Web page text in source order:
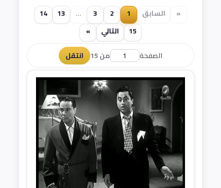
« السابق 1
2
3
...
13
14
15
التالي
»
الصفحة
من 15 انتقل